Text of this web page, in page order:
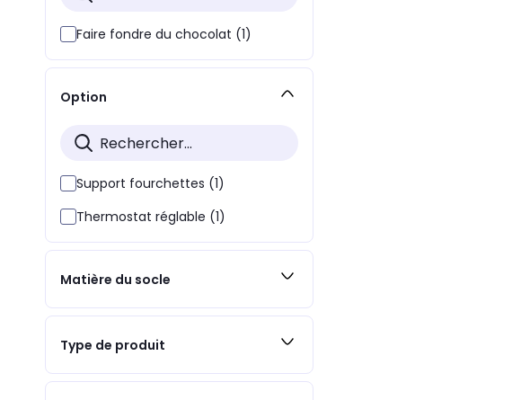
Faire fondre du chocolat (1)
Option
Support fourchettes (1)
Thermostat réglable (1)
Matière du socle
Type de produit